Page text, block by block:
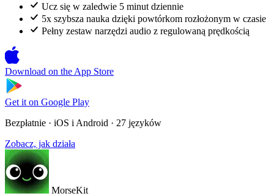
Ucz się w zaledwie 5 minut dziennie
5x szybsza nauka dzięki powtórkom rozłożonym w czasie
Pełny zestaw narzędzi audio z regulowaną prędkością
Download on the App Store
Get it on Google Play
Bezpłatnie · iOS i Android · 27 języków
Zobacz, jak działa
MorseKit